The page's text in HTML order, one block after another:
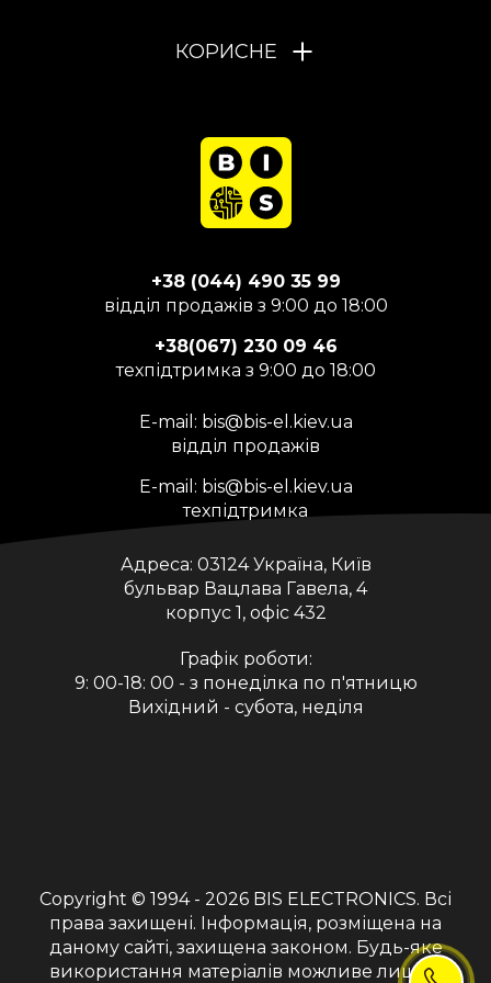
КОРИСНЕ
+38 (044) 490 35 99
відділ продажів з 9:00 до 18:00
+38(067) 230 09 46
техпідтримка з 9:00 до 18:00
E-mail: bis@bis-el.kiev.ua
відділ продажів
E-mail: bis@bis-el.kiev.ua
техпідтримка
Адреса: 03124 Україна, Київ
бульвар Вацлава Гавела, 4
корпус 1, офіс 432
Графік роботи:
9: 00-18: 00 - з понеділка по п'ятницю
Вихідний - субота, неділя
Copyright © 1994 - 2026 BIS ELECTRONICS. Всі
права захищені. Інформація, розміщена на
даному сайті, захищена законом. Будь-яке
використання матеріалів можливе лише з